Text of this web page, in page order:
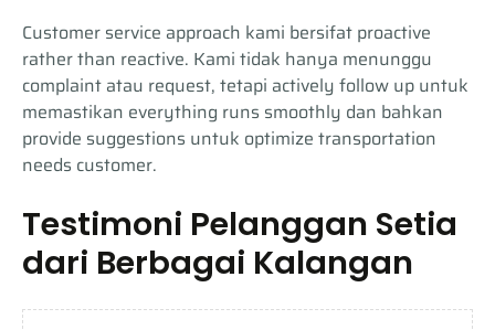
Customer service approach kami bersifat proactive
rather than reactive. Kami tidak hanya menunggu
complaint atau request, tetapi actively follow up untuk
memastikan everything runs smoothly dan bahkan
provide suggestions untuk optimize transportation
needs customer.
Testimoni Pelanggan Setia
dari Berbagai Kalangan